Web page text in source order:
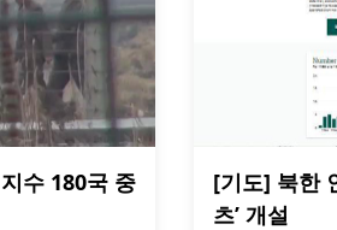
수 180국 중
[기도] 북한
츠’ 개설